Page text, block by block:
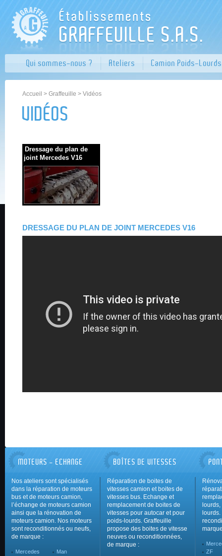
Qui sommes-nous ? Ateliers Camion Poids-Lourds
Accueil > Graffeuille > Vidéos
VIDÉOS
Dressage du plan de
joint Mercedes V16
DRESSAGE DU PLAN DE JOINT MERCEDES V16
MOTEURS - ECHANGE
Nos ateliers sont spécialisés
dans la réparation de moteurs
bus et de moteurs camion,
l’échange de moteurs camion
ainsi que la rénovation de
moteurs camion. Nos moteurs
sont reconditionnés ou neufs,
de marque :
Mercedes
Man
BOÎTES DE VITESSES
Réparation de boites de
vitesses camion et boites de
vitesses bus. Echange et
remplacement de boites de
vitesses pour autocar et pour
poids-lourds. Graffeuille
propose des boites de vitesse
neuves ou reconditionnées,
de marque :
ZF